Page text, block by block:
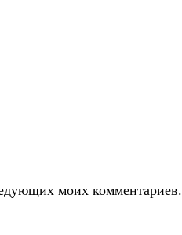
моих комментариев.